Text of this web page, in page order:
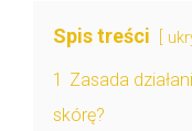
Spis treści
1 Zasada
skórę?